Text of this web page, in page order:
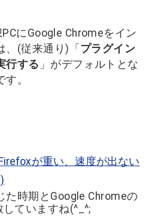
にGoogle Chromeをイン
、(従来通り)「 プラグイン
行する 」がデフォルトとな
。
が重い、速度が出ない
た時期とGoogle Chromeの
ていますね(^_^;